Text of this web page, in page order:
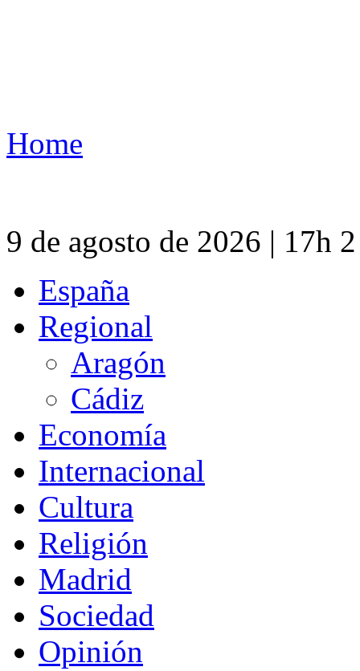
Home
9 de agosto de 2026 | 17h
España
Regional
Aragón
Cádiz
Economía
Internacional
Cultura
Religión
Madrid
Sociedad
Opinión